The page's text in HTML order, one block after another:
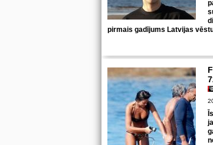
pirmais gadījums Latvijas